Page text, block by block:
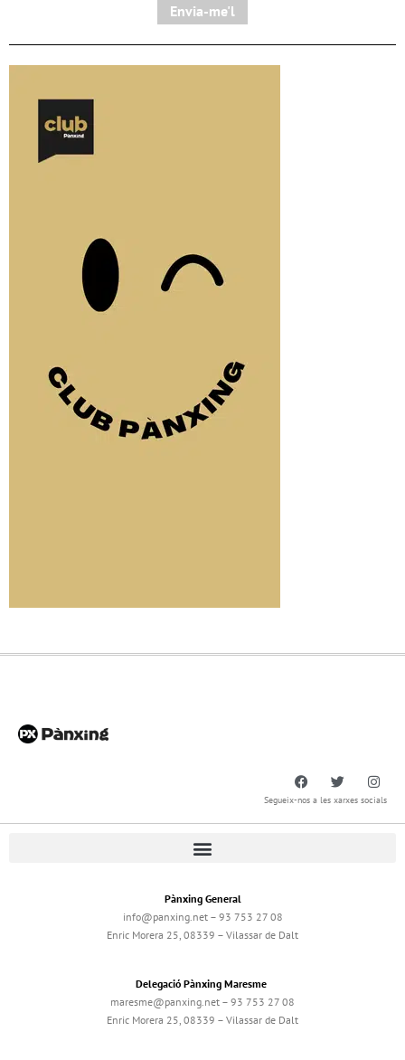
Envia-me'l
Segueix-nos a les xarxes socials
Pànxing General
info@panxing.net – 93 753 27 08
Enric Morera 25, 08339 – Vilassar de Dalt
Delegació Pànxing Maresme
maresme@panxing.net – 93 753 27 08
Enric Morera 25, 08339 – Vilassar de Dalt